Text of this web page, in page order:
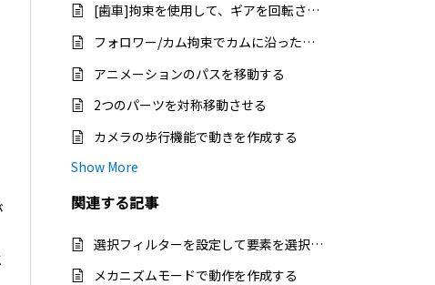
[歯車]拘束を使用して、ギアを回転させる
フォロワー/カム拘束でカムに沿った動きを作成する
アニメーションのパスを移動する
2つのパーツを対称移動させる
カメラの歩行機能で動きを作成する
Show More
関連する記事
選択フィルターを設定して要素を選択する（IRONCAD/CAXA DRAFT）
メカニズムモードで動作を作成する